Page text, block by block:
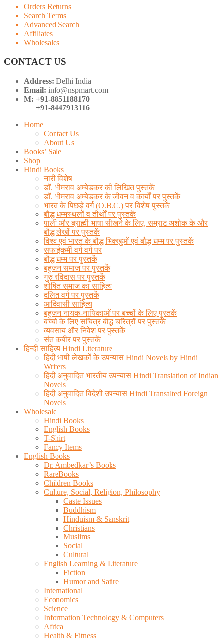
Orders Returns
Search Terms
Advanced Search
Affiliates
Wholesales
CONTACT US
Address: Delhi India
Email: info@nspmart.com
M: +91-8851188170
+91-8447913116
Home
Contact Us
About Us
Books’ Sale
Shop
Hindi Books
नारी विशेष
डॉ. भीमराव अम्बेडकर की लिखित पुस्तकें
डॉ. भीमराव अम्बेडकर के जीवन व कार्यों पर पुस्तकें
भारत के पिछड़े वर्ग (O.B.C.) पर विशेष पुस्तकें
बौद्ध धम्मस्थलों व तीर्थों पर पुस्तकें
पाली और ब्राह्मी भाषा सीखने के लिए, सम्राट अशोक के और
बौद्ध लेखों पर पुस्तकें
विश्व एवं भारत के बौद्ध भिक्खुओं एवं बौद्ध धम्म पर पुस्तकें
सफाईकर्मी वर्ग वर्ग पर
बौद्ध धम्म पर पुस्तकें
बहुजन समाज पर पुस्तकें
गुरु रविदास पर पुस्तकें
शोषित समाज का साहित्य
दलित वर्ग पर पुस्तकें
आदिवासी साहित्य
बहुजन नायक-नायिकाओं पर बच्चों के लिए पुस्तकें
बच्चो के लिए सचित्र बौद्ध चरित्रों पर पुस्तकें
व्यवसाय और निवेश पर पुस्तकें
संत कबीर पर पुस्तकें
हिन्दी साहित्य Hindi Literature
हिंदी भाषी लेखकों के उपन्यास Hindi Novels by Hindi
Writers
हिंदी अनुवादित भारतीय उपन्यास Hindi Translation of Indian
Novels
हिंदी अनुवादित विदेशी उपन्यास Hindi Transalted Foreign
Novels
Wholesale
Hindi Books
English Books
T-Shirt
Fancy Items
English Books
Dr. Ambedkar’s Books
RareBooks
Children Books
Culture, Social, Religion, Philosophy
Caste Issues
Buddhism
Hinduism & Sanskrit
Christians
Muslims
Social
Cultural
English Learning & Literature
Fiction
Humor and Satire
International
Economics
Science
Information Technology & Computers
Africa
Health & Fitness